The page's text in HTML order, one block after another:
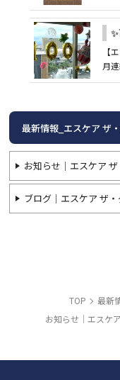
【
月
最新情報_エスケア ザ
お知らせ｜エスケア
ブログ｜エスケア ザ
TOP
最新
お知らせ｜エスケ